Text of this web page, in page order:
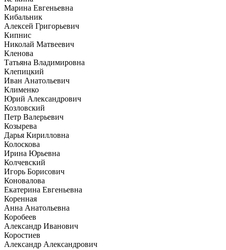
Марина Евгеньевна
Кибальник
Алексей Григорьевич
Кипнис
Николай Матвеевич
Кленова
Татьяна Владимировна
Клепицкий
Иван Анатольевич
Клименко
Юрий Александрович
Козловский
Петр Валерьевич
Козырева
Дарья Кирилловна
Колоскова
Ирина Юрьевна
Колчевский
Игорь Борисович
Коновалова
Екатерина Евгеньевна
Коренная
Анна Анатольевна
Коробеев
Александр Иванович
Коростиев
Александр Александрович